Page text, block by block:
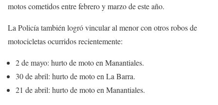
motos cometidos entre febrero y marzo de este año.
La Policía también logró vincular al menor con otros robos de
motocicletas ocurridos recientemente:
2 de mayo: hurto de moto en Manantiales.
30 de abril: hurto de moto en La Barra.
21 de abril: hurto de moto en Manantiales.